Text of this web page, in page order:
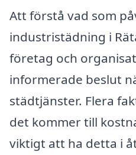
Att förstå vad som
industristädning i
företag och
informerade beslut
städtjänster. Flera
det kommer till
viktigt att ha detta i